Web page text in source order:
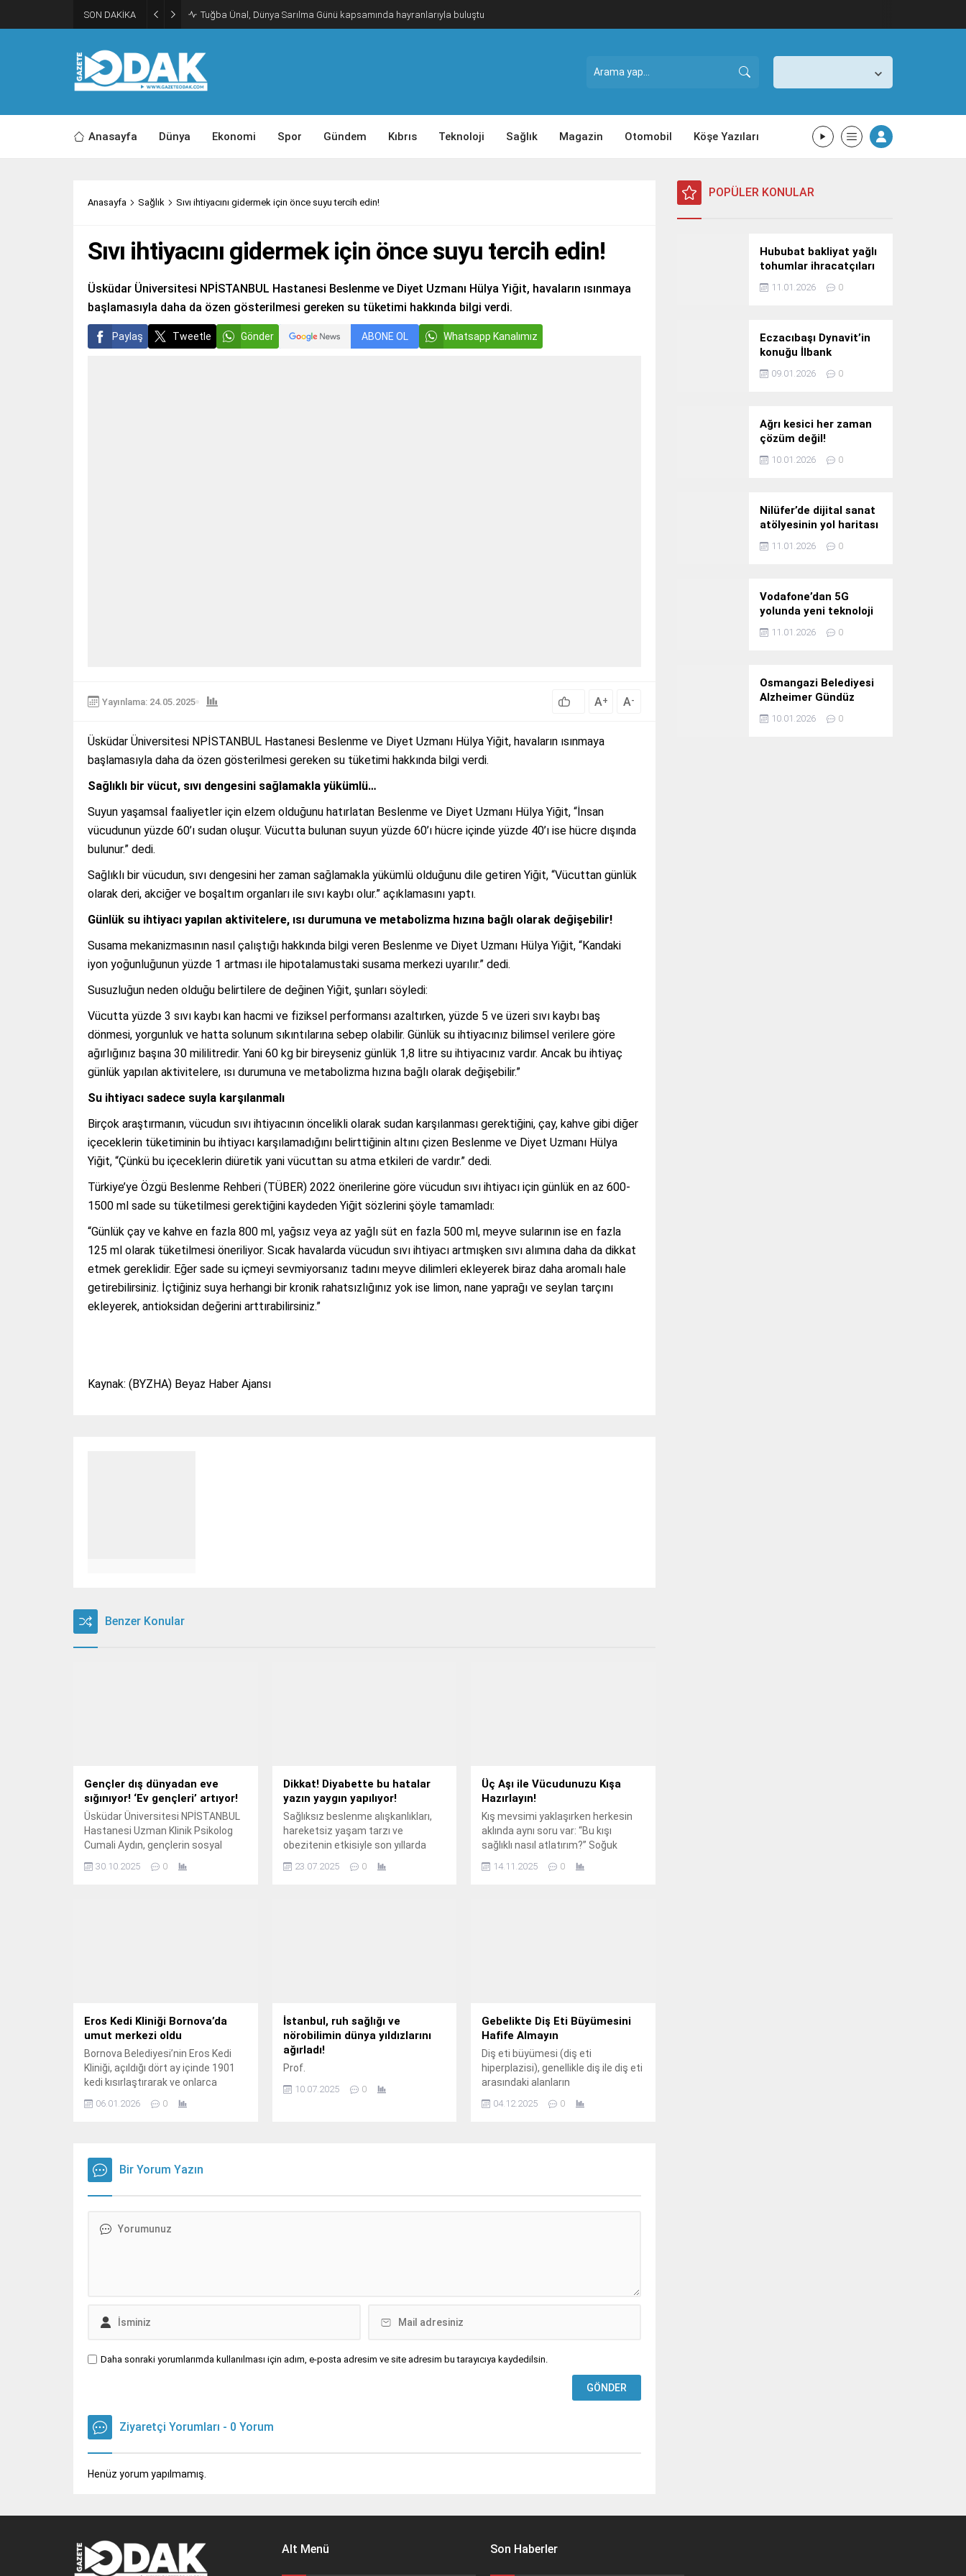
SON DAKİKA Tuğba Ünal, Dünya Sarılma Günü kapsamında hayranlarıyla buluştu
Anasayfa Dünya Ekonomi Spor Gündem Kıbrıs Teknoloji Sağlık Magazin Otomobil Köşe Yazıları
Anasayfa Sağlık Sıvı ihtiyacını gidermek için önce suyu tercih edin!
Sıvı ihtiyacını gidermek için önce suyu tercih edin!
Üsküdar Üniversitesi NPİSTANBUL Hastanesi Beslenme ve Diyet Uzmanı Hülya Yiğit, havaların ısınmaya
başlamasıyla daha da özen gösterilmesi gereken su tüketimi hakkında bilgi verdi.
Paylaş Tweetle Gönder ABONE OL Whatsapp Kanalımız
Yayınlama: 24.05.2025 A+ A-
Üsküdar Üniversitesi NPİSTANBUL Hastanesi Beslenme ve Diyet Uzmanı Hülya Yiğit, havaların ısınmaya
başlamasıyla daha da özen gösterilmesi gereken su tüketimi hakkında bilgi verdi.
Sağlıklı bir vücut, sıvı dengesini sağlamakla yükümlü…
Suyun yaşamsal faaliyetler için elzem olduğunu hatırlatan Beslenme ve Diyet Uzmanı Hülya Yiğit, “İnsan
vücudunun yüzde 60’ı sudan oluşur. Vücutta bulunan suyun yüzde 60’ı hücre içinde yüzde 40’ı ise hücre dışında
bulunur.” dedi.
Sağlıklı bir vücudun, sıvı dengesini her zaman sağlamakla yükümlü olduğunu dile getiren Yiğit, “Vücuttan günlük
olarak deri, akciğer ve boşaltım organları ile sıvı kaybı olur.” açıklamasını yaptı.
Günlük su ihtiyacı yapılan aktivitelere, ısı durumuna ve metabolizma hızına bağlı olarak değişebilir!
Susama mekanizmasının nasıl çalıştığı hakkında bilgi veren Beslenme ve Diyet Uzmanı Hülya Yiğit, “Kandaki
iyon yoğunluğunun yüzde 1 artması ile hipotalamustaki susama merkezi uyarılır.” dedi.
Susuzluğun neden olduğu belirtilere de değinen Yiğit, şunları söyledi:
Vücutta yüzde 3 sıvı kaybı kan hacmi ve fiziksel performansı azaltırken, yüzde 5 ve üzeri sıvı kaybı baş
dönmesi, yorgunluk ve hatta solunum sıkıntılarına sebep olabilir. Günlük su ihtiyacınız bilimsel verilere göre
ağırlığınız başına 30 mililitredir. Yani 60 kg bir bireyseniz günlük 1,8 litre su ihtiyacınız vardır. Ancak bu ihtiyaç
günlük yapılan aktivitelere, ısı durumuna ve metabolizma hızına bağlı olarak değişebilir.”
Su ihtiyacı sadece suyla karşılanmalı
Birçok araştırmanın, vücudun sıvı ihtiyacının öncelikli olarak sudan karşılanması gerektiğini, çay, kahve gibi diğer
içeceklerin tüketiminin bu ihtiyacı karşılamadığını belirttiğinin altını çizen Beslenme ve Diyet Uzmanı Hülya
Yiğit, “Çünkü bu içeceklerin diüretik yani vücuttan su atma etkileri de vardır.” dedi.
Türkiye’ye Özgü Beslenme Rehberi (TÜBER) 2022 önerilerine göre vücudun sıvı ihtiyacı için günlük en az 600-
1500 ml sade su tüketilmesi gerektiğini kaydeden Yiğit sözlerini şöyle tamamladı:
“Günlük çay ve kahve en fazla 800 ml, yağsız veya az yağlı süt en fazla 500 ml, meyve sularının ise en fazla
125 ml olarak tüketilmesi öneriliyor. Sıcak havalarda vücudun sıvı ihtiyacı artmışken sıvı alımına daha da dikkat
etmek gereklidir. Eğer sade su içmeyi sevmiyorsanız tadını meyve dilimleri ekleyerek biraz daha aromalı hale
getirebilirsiniz. İçtiğiniz suya herhangi bir kronik rahatsızlığınız yok ise limon, nane yaprağı ve seylan tarçını
ekleyerek, antioksidan değerini arttırabilirsiniz.”
Kaynak: (BYZHA) Beyaz Haber Ajansı
Benzer Konular
Gençler dış dünyadan eve
sığınıyor! ‘Ev gençleri’ artıyor!
Üsküdar Üniversitesi NPİSTANBUL
Hastanesi Uzman Klinik Psikolog
Cumali Aydın, gençlerin sosyal
hayattan çekilerek evde kalmayı
tercih etmesine yol açan psikolojik
30.10.2025 0
Dikkat! Diyabette bu hatalar
yazın yaygın yapılıyor!
Sağlıksız beslenme alışkanlıkları,
hareketsiz yaşam tarzı ve
obezitenin etkisiyle son yıllarda
görülme sıklığı hızla artan diyabet,
artık çocuk yaşlarda da kapıyı
23.07.2025 0
Üç Aşı ile Vücudunuzu Kışa
Hazırlayın!
Kış mevsimi yaklaşırken herkesin
aklında aynı soru var: “Bu kışı
sağlıklı nasıl atlatırım?” Soğuk
havalarla birlikte grip, zatürre
(pnömoni) ve RSV gibi solunum
14.11.2025 0
Eros Kedi Kliniği Bornova’da
umut merkezi oldu
Bornova Belediyesi’nin Eros Kedi
Kliniği, açıldığı dört ay içinde 1901
kedi kısırlaştırarak ve onlarca
gerçekleştirerek sokak hayvanları
06.01.2026 0
İstanbul, ruh sağlığı ve
nörobilimin dünya yıldızlarını
ağırladı!
Prof.
10.07.2025 0
Gebelikte Diş Eti Büyümesini
Hafife Almayın
Diş eti büyümesi (diş eti
hiperplazisi), genellikle diş ile diş eti
arasındaki alanların
durum.
04.12.2025 0
Bir Yorum Yazın
Daha sonraki yorumlarımda kullanılması için adım, e-posta adresim ve site adresim bu tarayıcıya kaydedilsin.
Ziyaretçi Yorumları - 0 Yorum
Henüz yorum yapılmamış.
POPÜLER KONULAR
Hububat bakliyat yağlı
tohumlar ihracatçıları
Güney Kore yolcusu
11.01.2026 0
Eczacıbaşı Dynavit’in
konuğu İlbank
09.01.2026 0
Ağrı kesici her zaman
çözüm değil!
10.01.2026 0
Nilüfer’de dijital sanat
atölyesinin yol haritası
konuşuldu
11.01.2026 0
Vodafone’dan 5G
yolunda yeni teknoloji
yatırımı
11.01.2026 0
Osmangazi Belediyesi
Alzheimer Gündüz
Bakım Evi 3. Yılını
Kutladı
10.01.2026 0
Alt Menü Son Haberler